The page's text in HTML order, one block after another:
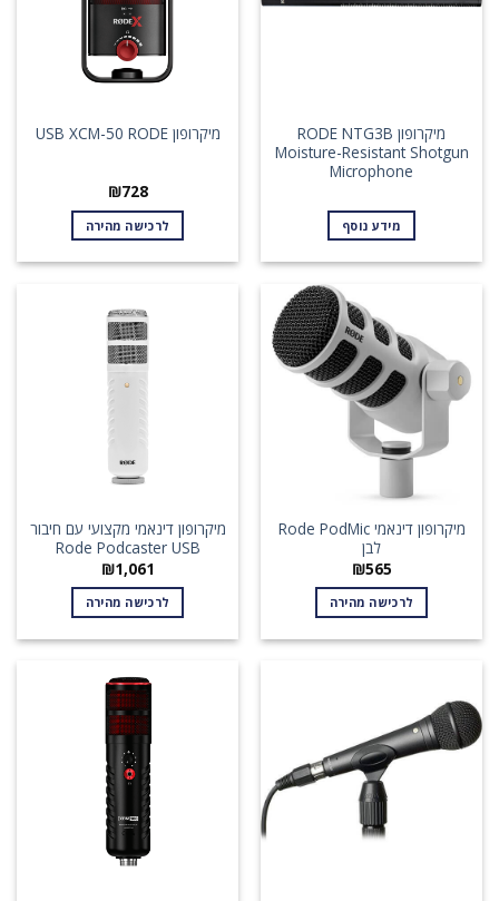
מיקרופון RODE NTG3B
Moisture-Resistant Shotgun
Microphone
מידע נוסף
מיקרופון USB XCM-50 RODE
₪728
לרכישה מהירה
מיקרופון דינאמי Rode PodMic
לבן
₪565
לרכישה מהירה
מיקרופון דינאמי מקצועי עם חיבור
Rode Podcaster USB
₪1,061
לרכישה מהירה